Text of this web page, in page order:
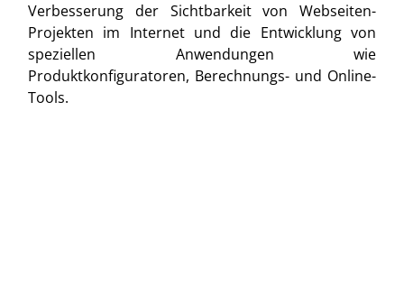
Verbesserung der Sichtbarkeit von Webseiten-
Projekten im Internet und die Entwicklung von
speziellen Anwendungen wie
Produktkonfiguratoren, Berechnungs- und Online-
Tools.